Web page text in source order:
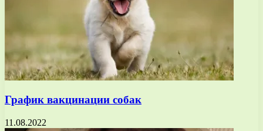
График вакцинации собак
11.08.2022